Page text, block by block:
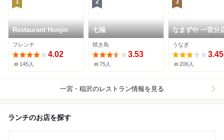
1
Restaurant Honjin
フレンチ
4.02
145人
2
七福
焼き鳥
3.53
75人
3
なまずや 一宮分
うなぎ
3.45
206人
一宮・稲沢のレストラン情報を見る
ランチのお店を探す